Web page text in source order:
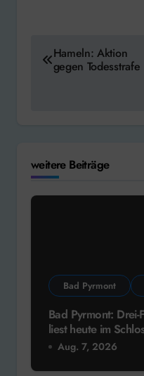
Beitragsnavigation
Hameln: Aktion
gegen Todesstrafe
weitere Beiträge
Bad Pyrmont
Bad Pyrmont:
liest heute im
Aug. 7, 2026